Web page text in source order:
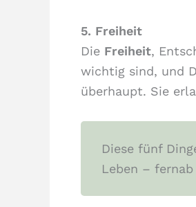
5. Freiheit
Die Freiheit,
wichtig sind, und
überhaupt. Sie
Diese fünf
Leben –